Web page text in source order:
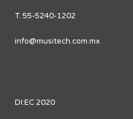
T. 55-5240-1202
info@musitech.com.mx
DI:EC 2020